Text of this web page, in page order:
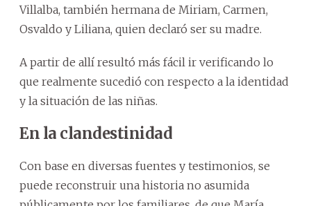
Villalba, también hermana de Miriam, Carmen,
Osvaldo y Liliana, quien declaró ser su madre.
A partir de allí resultó más fácil ir verificando lo
que realmente sucedió con respecto a la identidad
y la situación de las niñas.
En la clandestinidad
Con base en diversas fuentes y testimonios, se
puede reconstruir una historia no asumida